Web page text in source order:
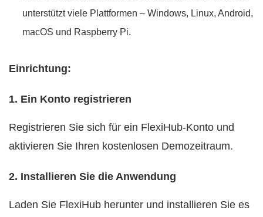
unterstützt viele Plattformen – Windows, Linux, Android,
macOS und Raspberry Pi.
Einrichtung:
1. Ein Konto registrieren
Registrieren Sie sich für ein FlexiHub-Konto und
aktivieren Sie Ihren kostenlosen Demozeitraum.
2. Installieren Sie die Anwendung
Laden Sie FlexiHub herunter und installieren Sie es